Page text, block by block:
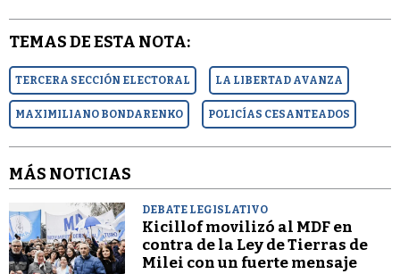
TEMAS DE ESTA NOTA:
TERCERA SECCIÓN ELECTORAL LA LIBERTAD AVANZA
MAXIMILIANO BONDARENKO POLICÍAS CESANTEADOS
MÁS NOTICIAS
DEBATE LEGISLATIVO
Kicillof movilizó al MDF en
contra de la Ley de Tierras de
Milei con un fuerte mensaje